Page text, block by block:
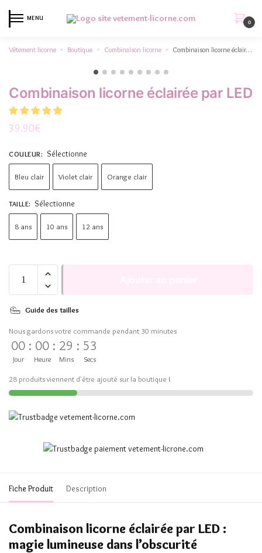
MENU
0
Vêtement licorne » Boutique » Combinaison licorne » Combinaison licorne éclairée par LED
Combinaison licorne éclairée par LED
39.90€
COULEUR: Sélectionne
Bleu clair Violet clair Orange clair
TAILLE: Sélectionne
8 ans 10 ans 12 ans
Guide des tailles
Nous gardons votre commande pendant 30 minutes
00
Jour
: 00
Heure
: 29
Mins
: 53
Secs
28 produits viennent d'être ajouté sur la boutique !
Fiche Produit Description
Combinaison licorne éclairée par LED :
magie lumineuse dans l’obscurité